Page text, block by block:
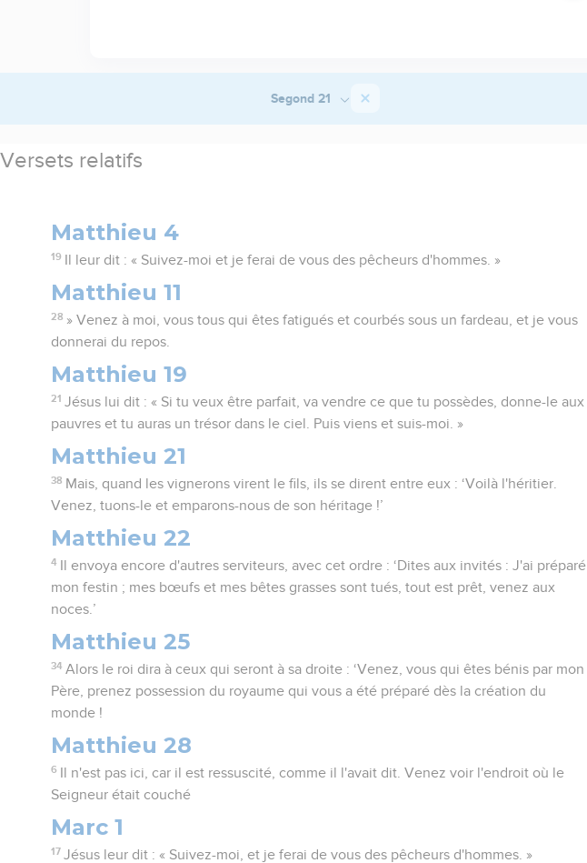
Segond 21
Versets relatifs
Matthieu 4
19 Il leur dit : « Suivez-moi et je ferai de vous des pêcheurs d'hommes. »
Matthieu 11
28 » Venez à moi, vous tous qui êtes fatigués et courbés sous un fardeau, et je vous
donnerai du repos.
Matthieu 19
21 Jésus lui dit : « Si tu veux être parfait, va vendre ce que tu possèdes, donne-le aux
pauvres et tu auras un trésor dans le ciel. Puis viens et suis-moi. »
Matthieu 21
38 Mais, quand les vignerons virent le fils, ils se dirent entre eux : ‘Voilà l'héritier.
Venez, tuons-le et emparons-nous de son héritage !’
Matthieu 22
4
Il envoya encore d'autres serviteurs, avec cet ordre : ‘Dites aux invités : J'ai préparé
mon festin ; mes bœufs et mes bêtes grasses sont tués, tout est prêt, venez aux
noces.’
Matthieu 25
34 Alors le roi dira à ceux qui seront à sa droite : ‘Venez, vous qui êtes bénis par mon
Père, prenez possession du royaume qui vous a été préparé dès la création du
monde !
Matthieu 28
6
Il n'est pas ici, car il est ressuscité, comme il l'avait dit. Venez voir l'endroit où le
Seigneur était couché
Marc 1
17 Jésus leur dit : « Suivez-moi, et je ferai de vous des pêcheurs d'hommes. »